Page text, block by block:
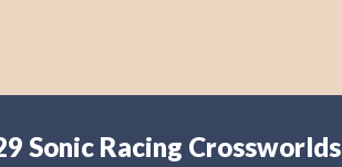
Sonic Racing Crossworlds